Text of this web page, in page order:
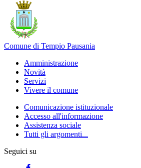
Comune di Tempio Pausania
Amministrazione
Novità
Servizi
Vivere il comune
Comunicazione istituzionale
Accesso all'informazione
Assistenza sociale
Tutti gli argomenti...
Seguici su